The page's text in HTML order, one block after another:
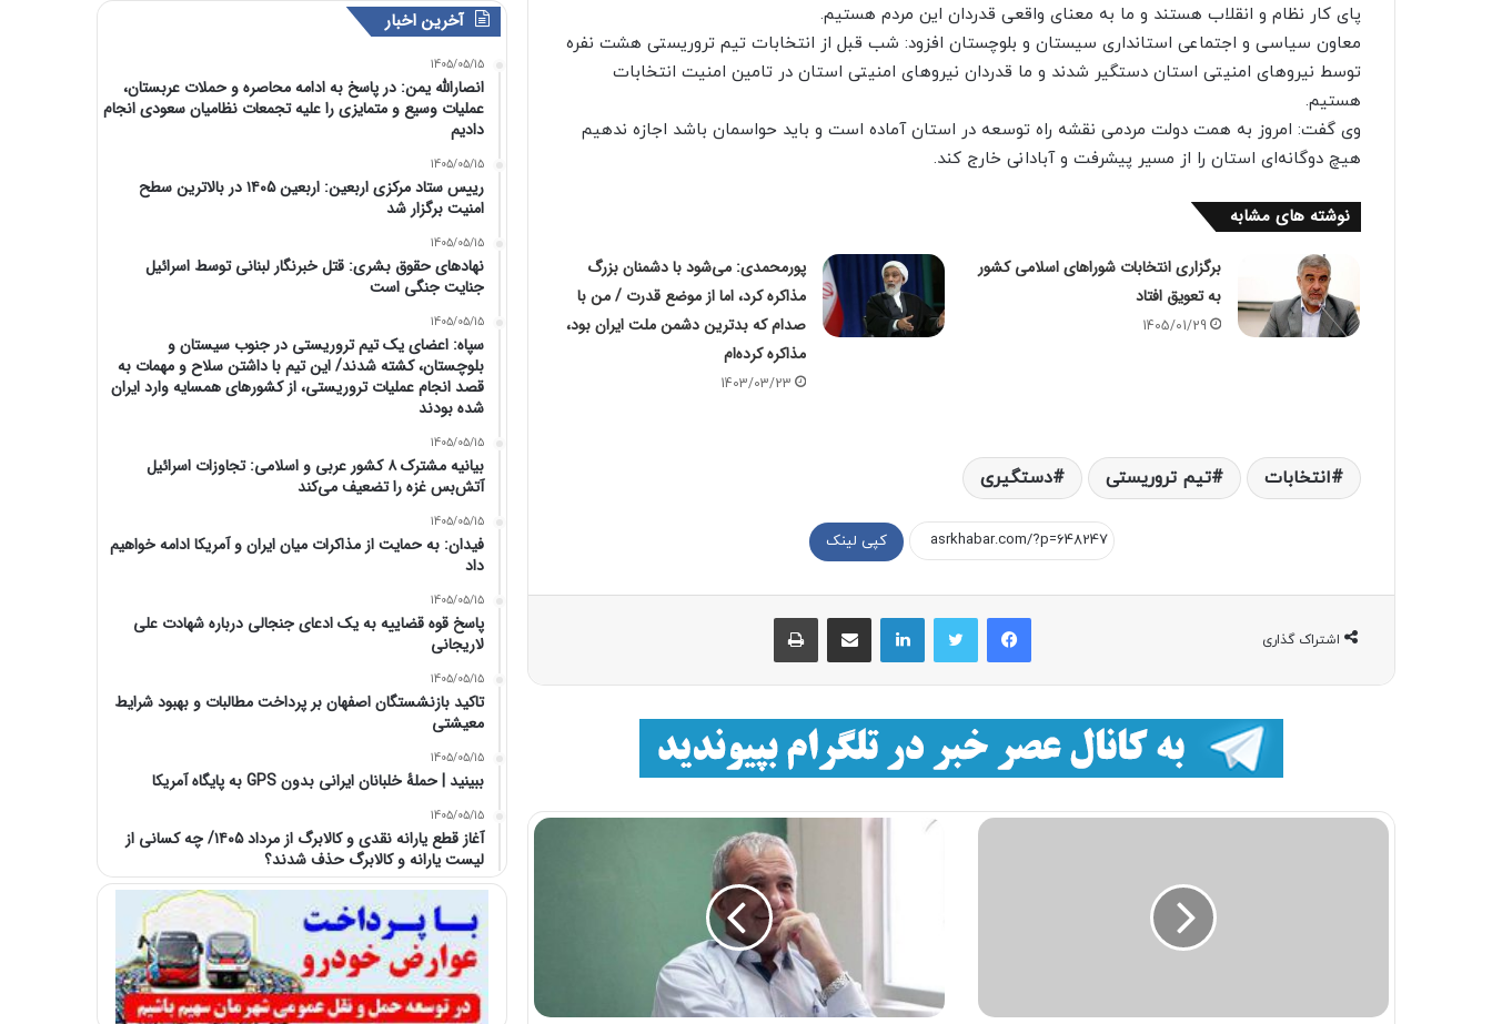
پای کار نظام و انقلاب هستند و ما به معنای واقعی قدردان این مردم هستیم.
معاون سیاسی و اجتماعی استانداری سیستان و بلوچستان افزود: شب قبل از انتخابات تیم تروریستی هشت نفره
توسط نیروهای امنیتی استان دستگیر شدند و ما قدردان نیروهای امنیتی استان در تامین امنیت انتخابات
هستیم.
وی گفت: امروز به همت دولت مردمی نقشه راه توسعه در استان آماده است و باید حواسمان باشد اجازه ندهیم
هیچ دوگانه‌ای استان را از مسیر پیشرفت و آبادانی خارج کند.
نوشته های مشابه
برگزاری انتخابات شوراهای اسلامی کشور
به تعویق افتاد
1405/01/29
پورمحمدی: می‌شود با دشمنان بزرگ
مذاکره کرد، اما از موضع قدرت / من با
صدام که بدترین دشمن ملت ایران بود،
مذاکره کرده‌ام
1403/03/23
انتخابات تیم تروریستی دستگیری
کپی لینک
اشتراک گذاری
فیسبوک لینکداین
آخرین اخبار
1405/05/15
انصارالله یمن: در پاسخ به ادامه محاصره و حملات عربستان،
عملیات وسیع و متمایزی را علیه تجمعات نظامیان سعودی انجام
دادیم
1405/05/15
رییس ستاد مرکزی اربعین: اربعین ۱۴۰۵ در بالاترین سطح
امنیت برگزار شد
1405/05/15
نهادهای حقوق بشری: قتل خبرنگار لبنانی توسط اسرائیل
جنایت جنگی است
1405/05/15
سپاه: اعضای یک تیم تروریستی در جنوب سیستان و
بلوچستان، کشته شدند/ این تیم با داشتن سلاح و مهمات به
قصد انجام عملیات تروریستی، از کشورهای همسایه وارد ایران
شده بودند
1405/05/15
بیانیه مشترک ۸ کشور عربی و اسلامی: تجاوزات اسرائیل
آتش‌بس غزه را تضعیف می‌کند
1405/05/15
فیدان: به حمایت از مذاکرات میان ایران و آمریکا ادامه خواهیم
داد
1405/05/15
پاسخ قوه قضاییه به یک ادعای جنجالی درباره شهادت علی
لاریجانی
1405/05/15
تاکید بازنشستگان اصفهان بر پرداخت مطالبات و بهبود شرایط
معیشتی
1405/05/15
ببینید | حملۀ خلبانان ایرانی بدون GPS به پایگاه آمریکا
1405/05/15
آغاز قطع یارانه نقدی و کالابرگ از مرداد ۱۴۰۵/ چه کسانی از
لیست یارانه و کالابرگ حذف شدند؟